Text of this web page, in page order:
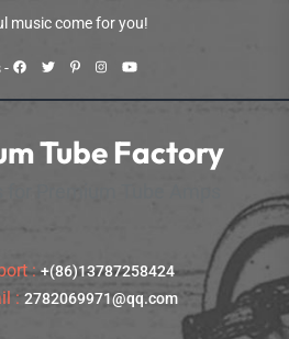
music come for you!
-
Tube Factory
:+(86)13787258424
: 2782069971@qq.com